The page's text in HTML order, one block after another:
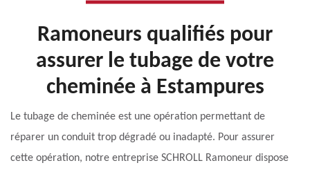
Ramoneurs qualifiés pour
assurer le tubage de votre
cheminée à Estampures
Le tubage de cheminée est une opération permettant de
réparer un conduit trop dégradé ou inadapté. Pour assurer
cette opération, notre entreprise SCHROLL Ramoneur dispose